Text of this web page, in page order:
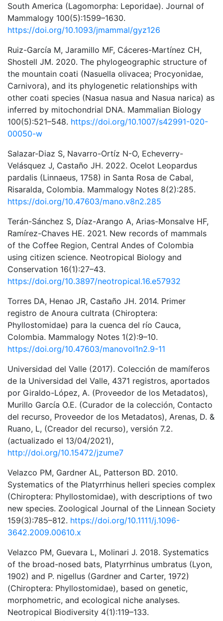
South America (Lagomorpha: Leporidae). Journal of
Mammalogy 100(5):1599–1630.
https://doi.org/10.1093/jmammal/gyz126
Ruiz-García M, Jaramillo MF, Cáceres-Martínez CH,
Shostell JM. 2020. The phylogeographic structure of
the mountain coati (Nasuella olivacea; Procyonidae,
Carnivora), and its phylogenetic relationships with
other coati species (Nasua nasua and Nasua narica) as
inferred by mitochondrial DNA. Mammalian Biology
100(5):521–548. https://doi.org/10.1007/s42991-020-
00050-w
Salazar-Diaz S, Navarro-Ortíz N-O, Echeverry-
Velásquez J, Castaño JH. 2022. Ocelot Leopardus
pardalis (Linnaeus, 1758) in Santa Rosa de Cabal,
Risaralda, Colombia. Mammalogy Notes 8(2):285.
https://doi.org/10.47603/mano.v8n2.285
Terán-Sánchez S, Díaz-Arango A, Arias-Monsalve HF,
Ramírez-Chaves HE. 2021. New records of mammals
of the Coffee Region, Central Andes of Colombia
using citizen science. Neotropical Biology and
Conservation 16(1):27–43.
https://doi.org/10.3897/neotropical.16.e57932
Torres DA, Henao JR, Castaño JH. 2014. Primer
registro de Anoura cultrata (Chiroptera:
Phyllostomidae) para la cuenca del río Cauca,
Colombia. Mammalogy Notes 1(2):9–10.
https://doi.org/10.47603/manovol1n2.9-11
Universidad del Valle (2017). Colección de mamíferos
de la Universidad del Valle, 4371 registros, aportados
por Giraldo-López, A. (Proveedor de los Metadatos),
Murillo García O.E. (Curador de la colección, Contacto
del recurso, Proveedor de los Metadatos), Arenas, D. &
Ruano, L, (Creador del recurso), versión 7.2.
(actualizado el 13/04/2021),
http://doi.org/10.15472/jzume7
Velazco PM, Gardner AL, Patterson BD. 2010.
Systematics of the Platyrrhinus helleri species complex
(Chiroptera: Phyllostomidae), with descriptions of two
new species. Zoological Journal of the Linnean Society
159(3):785–812. https://doi.org/10.1111/j.1096-
3642.2009.00610.x
Velazco PM, Guevara L, Molinari J. 2018. Systematics
of the broad-nosed bats, Platyrrhinus umbratus (Lyon,
1902) and P. nigellus (Gardner and Carter, 1972)
(Chiroptera: Phyllostomidae), based on genetic,
morphometric, and ecological niche analyses.
Neotropical Biodiversity 4(1):119–133.